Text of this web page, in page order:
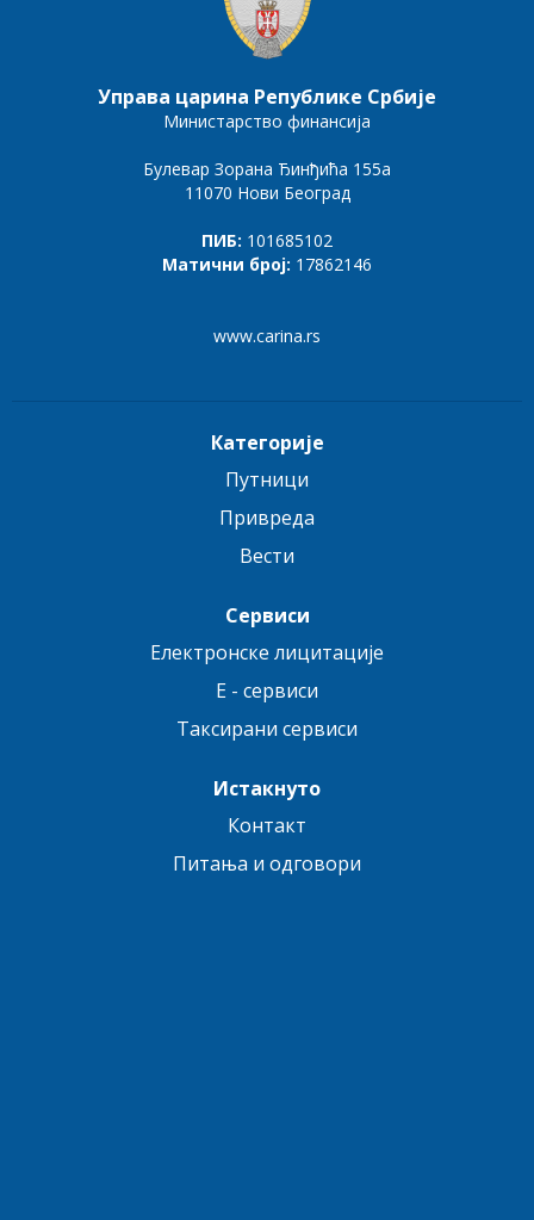
Управа царина Републике Србије
Министарство финансија
Булевар Зорана Ђинђића 155а
11070 Нови Београд
ПИБ: 101685102
Матични број: 17862146
www.carina.rs
Категорије
Путници
Привреда
Вести
Сервиси
Електронске лицитације
E - сервиси
Таксирани сервиси
Истакнуто
Контакт
Питања и одговори